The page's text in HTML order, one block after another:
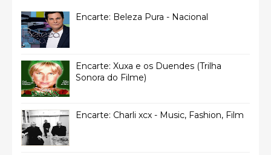
Encarte: Beleza Pura - Nacional
Encarte: Xuxa e os Duendes (Trilha
Sonora do Filme)
Encarte: Charli xcx - Music, Fashion, Film